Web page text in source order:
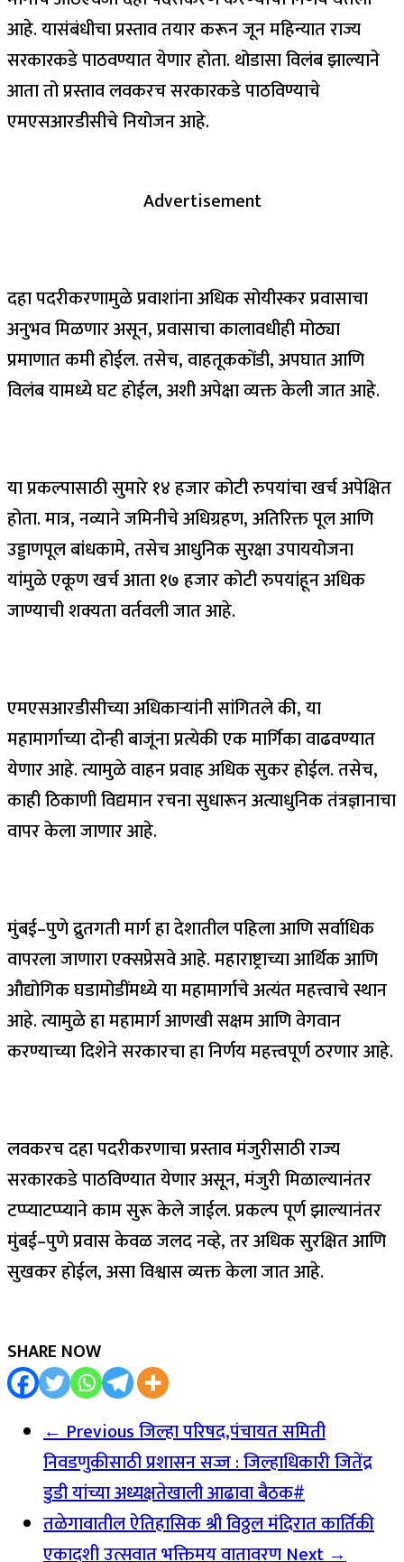
आहे. यासंबंधीचा प्रस्ताव तयार करून जून महिन्यात राज्य
सरकारकडे पाठवण्यात येणार होता. थोडासा विलंब झाल्याने
आता तो प्रस्ताव लवकरच सरकारकडे पाठविण्याचे
एमएसआरडीसीचे नियोजन आहे.
Advertisement
दहा पदरीकरणामुळे प्रवाशांना अधिक सोयीस्कर प्रवासाचा
अनुभव मिळणार असून, प्रवासाचा कालावधीही मोठ्या
प्रमाणात कमी होईल. तसेच, वाहतूककोंडी, अपघात आणि
विलंब यामध्ये घट होईल, अशी अपेक्षा व्यक्त केली जात आहे.
या प्रकल्पासाठी सुमारे १४ हजार कोटी रुपयांचा खर्च अपेक्षित
होता. मात्र, नव्याने जमिनीचे अधिग्रहण, अतिरिक्त पूल आणि
उड्डाणपूल बांधकामे, तसेच आधुनिक सुरक्षा उपाययोजना
यांमुळे एकूण खर्च आता १७ हजार कोटी रुपयांहून अधिक
जाण्याची शक्यता वर्तवली जात आहे.
एमएसआरडीसीच्या अधिकाऱ्यांनी सांगितले की, या
महामार्गाच्या दोन्ही बाजूंना प्रत्येकी एक मार्गिका वाढवण्यात
येणार आहे. त्यामुळे वाहन प्रवाह अधिक सुकर होईल. तसेच,
काही ठिकाणी विद्यमान रचना सुधारून अत्याधुनिक तंत्रज्ञानाचा
वापर केला जाणार आहे.
मुंबई–पुणे द्रुतगती मार्ग हा देशातील पहिला आणि सर्वाधिक
वापरला जाणारा एक्सप्रेसवे आहे. महाराष्ट्राच्या आर्थिक आणि
औद्योगिक घडामोडींमध्ये या महामार्गाचे अत्यंत महत्त्वाचे स्थान
आहे. त्यामुळे हा महामार्ग आणखी सक्षम आणि वेगवान
करण्याच्या दिशेने सरकारचा हा निर्णय महत्त्वपूर्ण ठरणार आहे.
लवकरच दहा पदरीकरणाचा प्रस्ताव मंजुरीसाठी राज्य
सरकारकडे पाठविण्यात येणार असून, मंजुरी मिळाल्यानंतर
टप्प्याटप्प्याने काम सुरू केले जाईल. प्रकल्प पूर्ण झाल्यानंतर
मुंबई–पुणे प्रवास केवळ जलद नव्हे, तर अधिक सुरक्षित आणि
सुखकर होईल, असा विश्वास व्यक्त केला जात आहे.
SHARE NOW
← Previousजिल्हा परिषद,पंचायत समिती
निवडणुकीसाठी प्रशासन सज्ज : जिल्हाधिकारी जितेंद्र
डुडी यांच्या अध्यक्षतेखाली आढावा बैठक#
तळेगावातील ऐतिहासिक श्री विठ्ठल मंदिरात कार्तिकी
एकादशी उत्सवात भक्तिमय वातावरणNext →